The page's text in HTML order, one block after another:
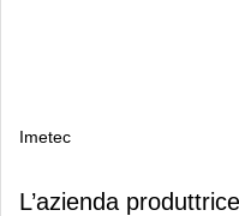
Imetec
Imetec
L’azienda